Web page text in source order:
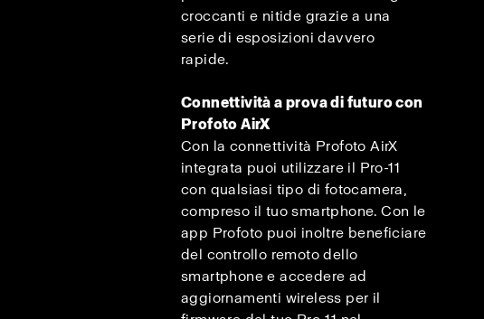
croccanti e nitide grazie a una
serie di esposizioni davvero
rapide.
Connettività a prova di futuro con
Profoto AirX
Con la connettività Profoto AirX
integrata puoi utilizzare il Pro-11
con qualsiasi tipo di fotocamera,
compreso il tuo smartphone. Con le
app Profoto puoi inoltre beneficiare
del controllo remoto dello
smartphone e accedere ad
aggiornamenti wireless per il